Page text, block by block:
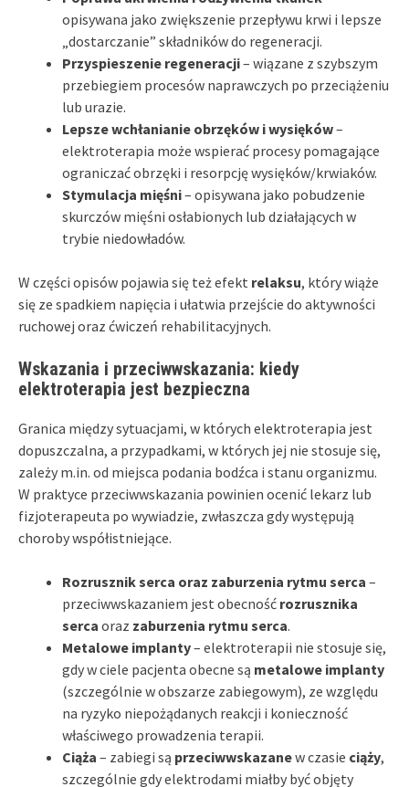
opisywana jako zwiększenie przepływu krwi i lepsze
„dostarczanie” składników do regeneracji.
Przyspieszenie regeneracji– wiązane z szybszym
przebiegiem procesów naprawczych po przeciążeniu
lub urazie.
Lepsze wchłanianie obrzęków i wysięków–
elektroterapia może wspierać procesy pomagające
ograniczać obrzęki i resorpcję wysięków/krwiaków.
Stymulacja mięśni– opisywana jako pobudzenie
skurczów mięśni osłabionych lub działających w
trybie niedowładów.
W części opisów pojawia się też efekt relaksu, który wiąże
się ze spadkiem napięcia i ułatwia przejście do aktywności
ruchowej oraz ćwiczeń rehabilitacyjnych.
Wskazania i przeciwwskazania: kiedy
elektroterapia jest bezpieczna
Granica między sytuacjami, w których elektroterapia jest
dopuszczalna, a przypadkami, w których jej nie stosuje się,
zależy m.in. od miejsca podania bodźca i stanu organizmu.
W praktyce przeciwwskazania powinien ocenić lekarz lub
fizjoterapeuta po wywiadzie, zwłaszcza gdy występują
choroby współistniejące.
Rozrusznik serca oraz zaburzenia rytmu serca –
przeciwwskazaniem jest obecność rozrusznika
serca oraz zaburzenia rytmu serca.
Metalowe implanty– elektroterapii nie stosuje się,
gdy w ciele pacjenta obecne są metalowe implanty
(szczególnie w obszarze zabiegowym), ze względu
na ryzyko niepożądanych reakcji i konieczność
właściwego prowadzenia terapii.
Ciąża – zabiegi są przeciwwskazanew czasie ciąży,
szczególnie gdy elektrodami miałby być objęty